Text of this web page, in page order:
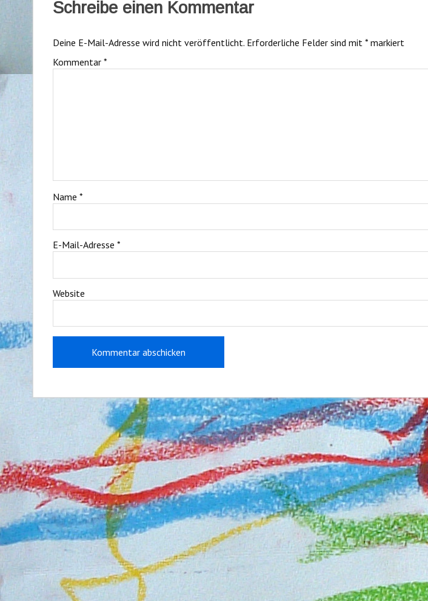
Schreibe einen Kommentar
Deine E-Mail-Adresse wird nicht veröffentlicht. Erforderliche Felder sind mit *markiert
Kommentar *
Name *
E-Mail-Adresse *
Website